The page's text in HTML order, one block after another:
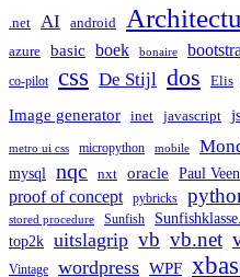
.net AI android
azure basic boek bonaire
co-pilot css De Stijl dos Elis
Image generator inet javascript
metro ui css micropython mobile
mysql nqc nxt oracle Paul
proof of concept pybricks
stored procedure
Sunfish
top2k uitslagrip vb vb.net
Vintage wordpress WPF